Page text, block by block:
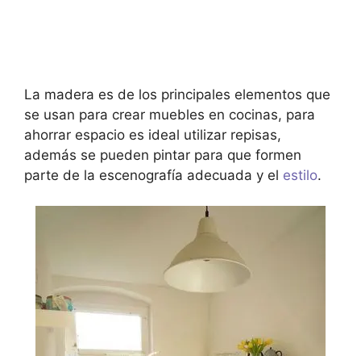
La madera es de los principales elementos que
se usan para crear muebles en cocinas, para
ahorrar espacio es ideal utilizar repisas,
además se pueden pintar para que formen
parte de la escenografía adecuada y el estilo.